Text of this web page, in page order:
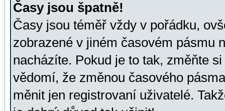
Časy jsou špatně!
Časy jsou téměř vždy v pořádku,
zobrazené v jiném časovém pásmu
nacházíte. Pokud je to tak, změňte
vědomí, že změnou časového
měnit jen registrovaní uživatelé.